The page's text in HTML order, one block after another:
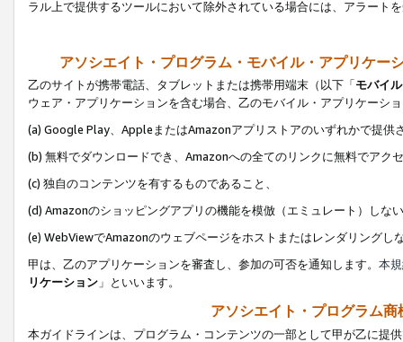
ラル上で提供するツールにおいて除外されている場合には、アラート
アソシエイト・プログラム・モバイル・アプリケー
乙のサイトが携帯電話、タブレットまたは携帯用端末（以下「モバイ
ウェア・アプリケーションを含む場合、乙のモバイル・アプリケーシ
(a) Google Play、AppleまたはAmazonアプリストアのいずれかで提供
(b) 無料でダウンロードでき、Amazonへの全てのリンクに無料でアク
(c) 独自のコンテンツを有するものであること、
(d) Amazonのショッピングアプリの機能を模倣（エミュレート）しな
(e) WebViewでAmazonのウェブページをホストまたはレンダリングし
甲は、乙のアプリケーションを審査し、参加の可否を通知します。 本
リケーション 」といいます。
アソシエイト・プログラム
本ガイドラインは、プログラム・コンテンツの一部として甲が乙に提